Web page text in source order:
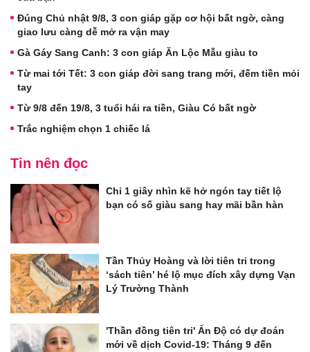
Đúng Chủ nhật 9/8, 3 con giáp gặp cơ hội bất ngờ, càng
giao lưu càng dễ mở ra vận may
Gà Gáy Sang Canh: 3 con giáp Ăn Lộc Mẫu giàu to
Từ mai tới Tết: 3 con giáp đời sang trang mới, đếm tiền mỏi
tay
Từ 9/8 đến 19/8, 3 tuổi hái ra tiền, Giàu Có bất ngờ
Trắc nghiệm chọn 1 chiếc lá
Tin nên đọc
Chỉ 1 giây nhìn kẽ hở ngón tay tiết lộ
bạn có số giàu sang hay mãi bần hàn
Tần Thủy Hoàng và lời tiên tri trong
‘sách tiên’ hé lộ mục đích xây dựng Vạn
Lý Trường Thành
'Thần đồng tiên tri' Ấn Độ có dự đoán
mới về dịch Covid-19: Tháng 9 đến